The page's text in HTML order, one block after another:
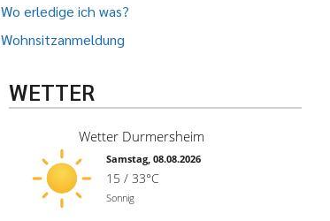
Wo erledige ich was?
Wohnsitzanmeldung
WETTER
Wetter Durmersheim
Samstag, 08.08.2026
15 / 33°C
Sonnig